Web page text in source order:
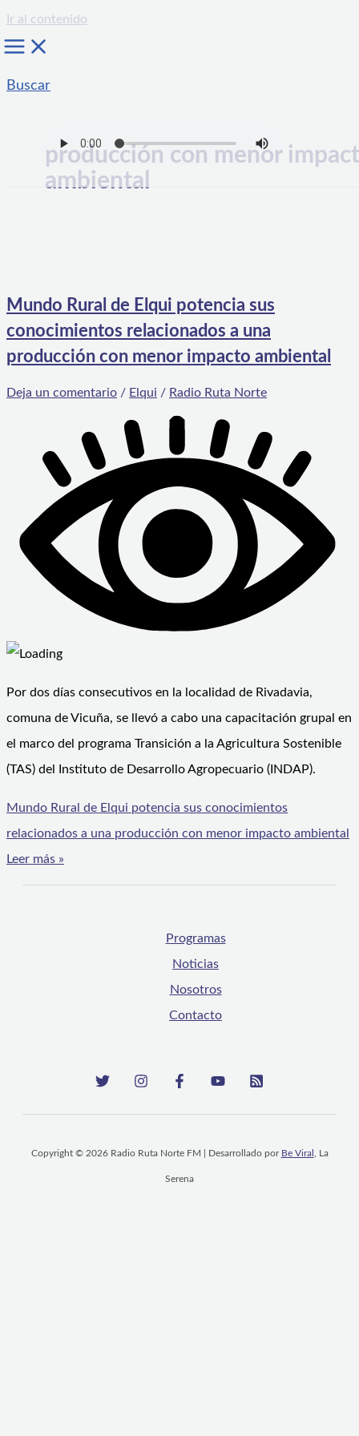
Ir al contenido
Buscar
producción con menor
ambiental
Mundo Rural de Elqui potencia sus
conocimientos relacionados a una
producción con menor impacto ambiental
Deja un comentario / Elqui / Radio Ruta Norte
Por dos días consecutivos en la localidad de Rivadavia,
comuna de Vicuña, se llevó a cabo una capacitación grupal en
el marco del programa Transición a la Agricultura Sostenible
(TAS) del Instituto de Desarrollo Agropecuario (INDAP).
Mundo Rural de Elqui potencia sus conocimientos
relacionados a una producción con menor impacto ambiental
Leer más »
Programas
Noticias
Nosotros
Contacto
Copyright © 2026 Radio Ruta Norte FM | Desarrollado por Be Viral , La
Serena